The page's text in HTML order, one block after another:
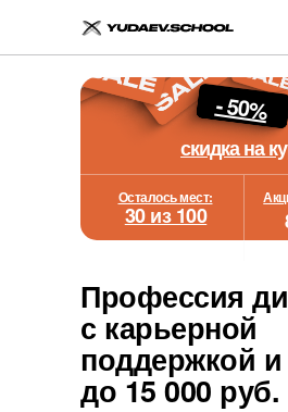
Профессия
с карьерной
поддержкой и
до 15 000 руб.
скидка на
Осталось мест:
30 из 100
- 50%